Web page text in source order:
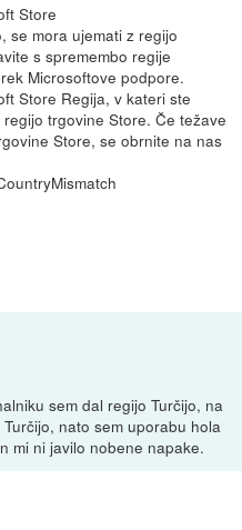
Store
se mora ujemati z regijo
s spremembo regije
Microsoftove podpore.
Store Regija, v kateri ste
trgovine Store. Če težave
Store, se obrnite na nas
sem dal regijo Turčijo, na
nato sem uporabu hola
mi ni javilo nobene napake.